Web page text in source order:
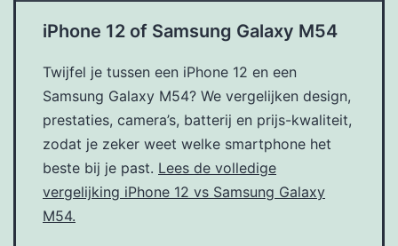
iPhone 12 of Samsung Galaxy M54
Twijfel je tussen een iPhone 12 en een
Samsung Galaxy M54? We vergelijken design,
prestaties, camera’s, batterij en prijs-kwaliteit,
zodat je zeker weet welke smartphone het
beste bij je past. Lees de volledige
vergelijking iPhone 12 vs Samsung Galaxy
M54.